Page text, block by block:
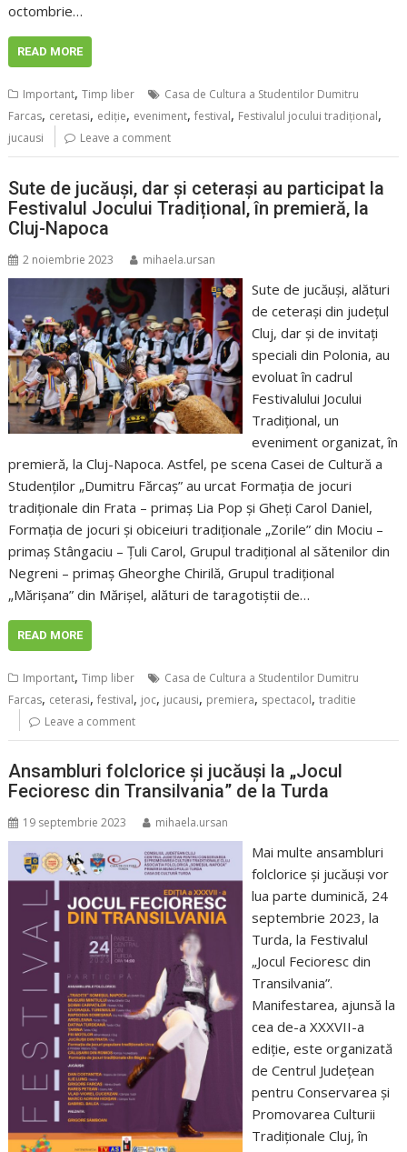
octombrie…
READ MORE
Important,Timp liber
Casa de Cultura a Studentilor Dumitru
Farcas, ceretasi, ediţie, eveniment,festival, Festivalul jocului tradițional,
jucausi Leave a comment
Sute de jucăuși, dar și ceterași au participat la
Festivalul Jocului Tradițional, în premieră, la
Cluj-Napoca
2 noiembrie 2023 mihaela.ursan
Sute de jucăuși, alături
de ceterași din județul
Cluj, dar și de invitați
speciali din Polonia, au
evoluat în cadrul
Festivalului Jocului
Tradițional, un
eveniment organizat, în
premieră, la Cluj-Napoca. Astfel, pe scena Casei de Cultură a
Studenților „Dumitru Fărcaș” au urcat Formația de jocuri
tradiționale din Frata – primaș Lia Pop și Gheți Carol Daniel,
Formația de jocuri și obiceiuri tradiționale „Zorile” din Mociu –
primaș Stângaciu – Țuli Carol, Grupul tradițional al sătenilor din
Negreni – primaș Gheorghe Chirilă, Grupul tradițional
„Mărișana” din Mărișel, alături de taragotiștii de…
READ MORE
Important,Timp liber
Casa de Cultura a Studentilor Dumitru
Farcas, ceterasi,festival, joc, jucausi, premiera, spectacol,traditie
Leave a comment
Ansambluri folclorice și jucăuși la „Jocul
Fecioresc din Transilvania” de la Turda
19 septembrie 2023 mihaela.ursan
Mai multe ansambluri
folclorice și jucăuși vor
lua parte duminică, 24
septembrie 2023, la
Turda, la Festivalul
„Jocul Fecioresc din
Transilvania”.
Manifestarea, ajunsă la
cea de-a XXXVII-a
ediție, este organizată
de Centrul Județean
pentru Conservarea și
Promovarea Culturii
Tradiționale Cluj, în